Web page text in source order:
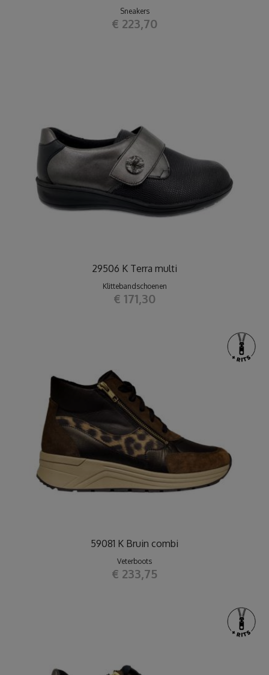
Sneakers
€ 223,70
29506 K Terra multi
Klittebandschoenen
€ 171,30
59081 K Bruin combi
Veterboots
€ 233,75